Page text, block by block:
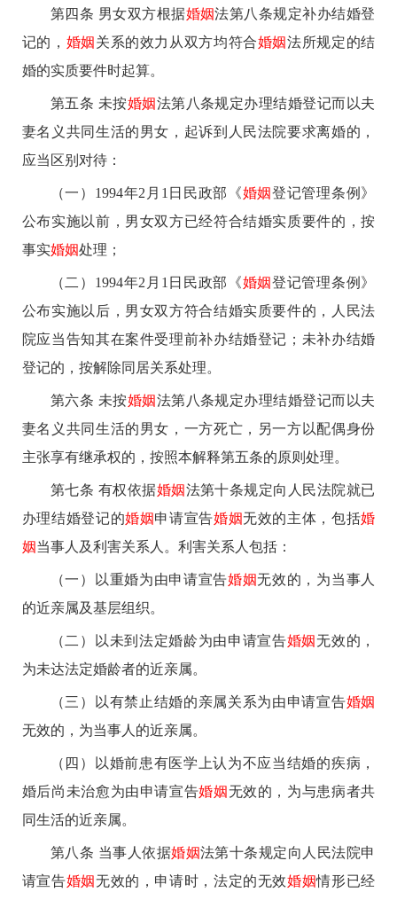
第四条 男女双方根据婚姻法第八条规定补办结婚登
记的， 婚姻关系的效力从双方均符合婚姻法所规定的结
婚的实质要件时起算。
第五条 未按婚姻法第八条规定办理结婚登记而以夫
妻名义共同生活的男女，起诉到人民法院要求离婚的，
应当区别对待：
（一）1994年2月1日民政部《婚姻登记管理条例》
公布实施以前，男女双方已经符合结婚实质要件的，按
事实婚姻处理；
（二）1994年2月1日民政部《婚姻登记管理条例》
公布实施以后，男女双方符合结婚实质要件的，人民法
院应当告知其在案件受理前补办结婚登记；未补办结婚
登记的，按解除同居关系处理。
第六条 未按婚姻法第八条规定办理结婚登记而以夫
妻名义共同生活的男女，一方死亡，另一方以配偶身份
主张享有继承权的，按照本解释第五条的原则处理。
第七条 有权依据婚姻法第十条规定向人民法院就已
办理结婚登记的婚姻申请宣告婚姻无效的主体，包括婚
姻当事人及利害关系人。利害关系人包括：
（一）以重婚为由申请宣告婚姻无效的，为当事人
的近亲属及基层组织。
（二）以未到法定婚龄为由申请宣告婚姻无效的，
为未达法定婚龄者的近亲属。
（三）以有禁止结婚的亲属关系为由申请宣告婚姻
无效的，为当事人的近亲属。
（四）以婚前患有医学上认为不应当结婚的疾病，
婚后尚未治愈为由申请宣告婚姻无效的，为与患病者共
同生活的近亲属。
第八条 当事人依据婚姻法第十条规定向人民法院申
请宣告婚姻无效的，申请时，法定的无效婚姻情形已经